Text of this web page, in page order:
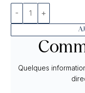
Quelques